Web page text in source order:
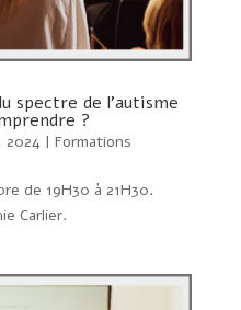
spectre de l’autisme
?
2024| Formations
de 19H30 à 21H30.
Carlier.